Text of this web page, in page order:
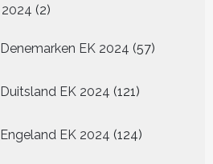
2024 22
Denemarken EK 2024 5757
Duitsland EK 2024 121 121
Engeland EK 2024 124124